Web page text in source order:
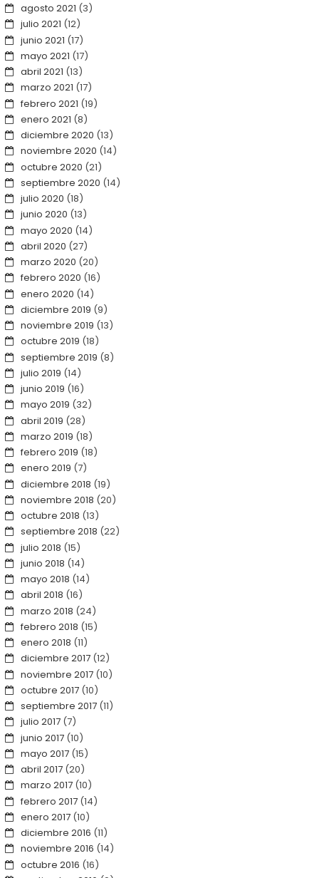
agosto 2021 (3)
julio 2021 (12)
junio 2021 (17)
mayo 2021 (17)
abril 2021 (13)
marzo 2021 (17)
febrero 2021 (19)
enero 2021 (8)
diciembre 2020 (13)
noviembre 2020 (14)
octubre 2020 (21)
septiembre 2020 (14)
julio 2020 (18)
junio 2020 (13)
mayo 2020 (14)
abril 2020 (27)
marzo 2020 (20)
febrero 2020 (16)
enero 2020 (14)
diciembre 2019 (9)
noviembre 2019 (13)
octubre 2019 (18)
septiembre 2019 (8)
julio 2019 (14)
junio 2019 (16)
mayo 2019 (32)
abril 2019 (28)
marzo 2019 (18)
febrero 2019 (18)
enero 2019 (7)
diciembre 2018 (19)
noviembre 2018 (20)
octubre 2018 (13)
septiembre 2018 (22)
julio 2018 (15)
junio 2018 (14)
mayo 2018 (14)
abril 2018 (16)
marzo 2018 (24)
febrero 2018 (15)
enero 2018 (11)
diciembre 2017(12)
noviembre 2017(10)
octubre 2017(10)
septiembre 2017(11)
julio 2017(7)
junio 2017(10)
mayo 2017(15)
abril 2017(20)
marzo 2017(10)
febrero 2017(14)
enero 2017(10)
diciembre 2016 (11)
noviembre 2016 (14)
octubre 2016 (16)